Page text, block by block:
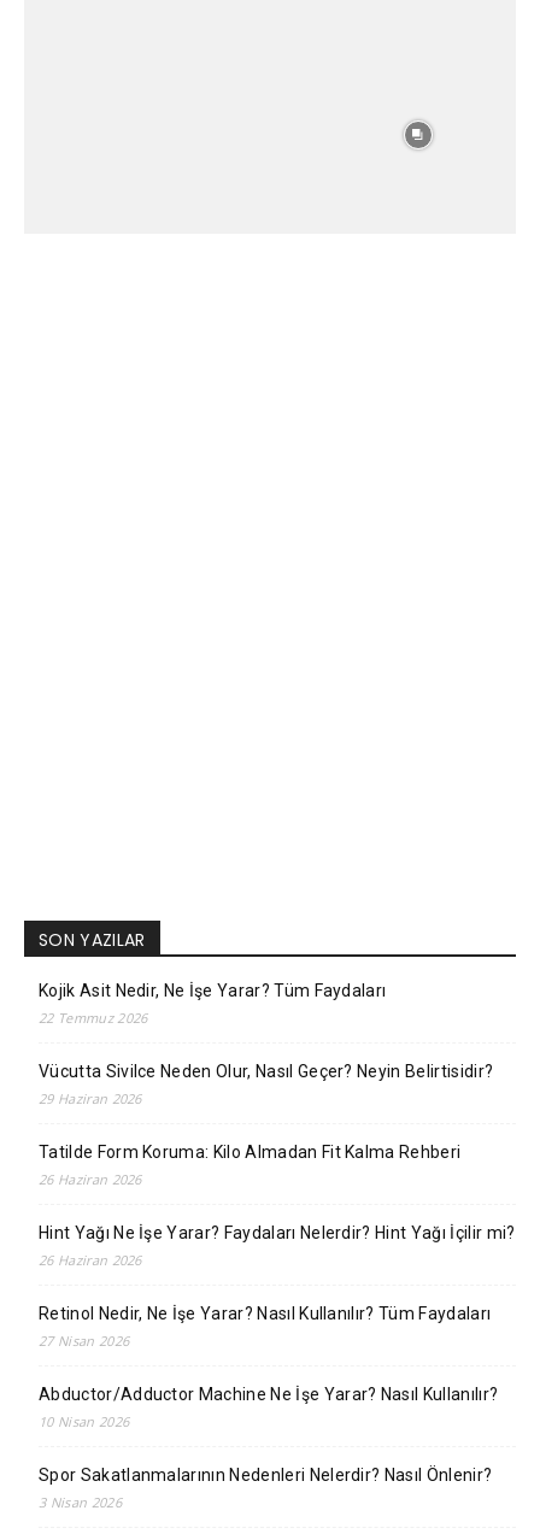
SON YAZILAR
Kojik Asit Nedir, Ne İşe Yarar? Tüm Faydaları
22 Temmuz 2026
Vücutta Sivilce Neden Olur, Nasıl Geçer? Neyin Belirtisidir?
29 Haziran 2026
Tatilde Form Koruma: Kilo Almadan Fit Kalma Rehberi
26 Haziran 2026
Hint Yağı Ne İşe Yarar? Faydaları Nelerdir? Hint Yağı İçilir mi?
26 Haziran 2026
Retinol Nedir, Ne İşe Yarar? Nasıl Kullanılır? Tüm Faydaları
27 Nisan 2026
Abductor/Adductor Machine Ne İşe Yarar? Nasıl Kullanılır?
10 Nisan 2026
Spor Sakatlanmalarının Nedenleri Nelerdir? Nasıl Önlenir?
3 Nisan 2026